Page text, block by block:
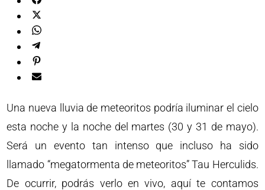
Una nueva lluvia de meteoritos podría iluminar el cielo
esta noche y la noche del martes (30 y 31 de mayo).
Será un evento tan intenso que incluso ha sido
llamado “megatormenta de meteoritos” Tau Herculids.
De ocurrir, podrás verlo en vivo, aquí te contamos